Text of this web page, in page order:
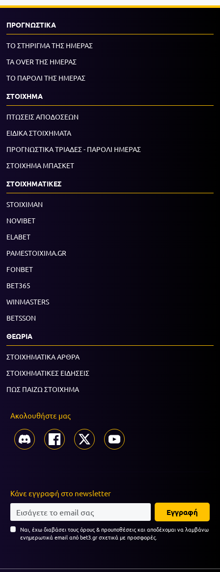
ΠΡΟΓΝΩΣΤΙΚΑ
ΤΟ ΣΤΗΡΙΓΜΑ ΤΗΣ ΗΜΕΡΑΣ
ΤΑ OVER ΤΗΣ ΗΜΕΡΑΣ
ΤΟ ΠΑΡΟΛΙ ΤΗΣ ΗΜΕΡΑΣ
ΣΤΟΙΧΗΜΑ
ΠΤΩΣΕΙΣ ΑΠΟΔΟΣΕΩΝ
ΕΙΔΙΚΑ ΣΤΟΙΧΗΜΑΤΑ
ΠΡΟΓΝΩΣΤΙΚΑ ΤΡΙΑΔΕΣ - ΠΑΡΟΛΙ ΗΜΕΡΑΣ
ΣΤΟΙΧΗΜΑ ΜΠΑΣΚΕΤ
ΣΤΟΙΧΗΜΑΤΙΚΕΣ
STOIXIMAN
NOVIBET
ELABET
PAMESTOIXIMA.GR
FONBET
BET365
WINMASTERS
BETSSON
ΘΕΩΡΙΑ
ΣΤΟΙΧΗΜΑΤΙΚΑ ΑΡΘΡΑ
ΣΤΟΙΧΗΜΑΤΙΚΕΣ ΕΙΔΗΣΕΙΣ
ΠΩΣ ΠΑΙΖΩ ΣΤΟΙΧΗΜΑ
Ακολουθήστε μας
Κάνε εγγραφή στο newsletter
Εγγραφή
Ναι, έχω διαβάσει τους όρους & προυποθέσεις και αποδέχομαι να λαμβάνω
ενημερωτικά email από bet3.gr σχετικά με προσφορές.